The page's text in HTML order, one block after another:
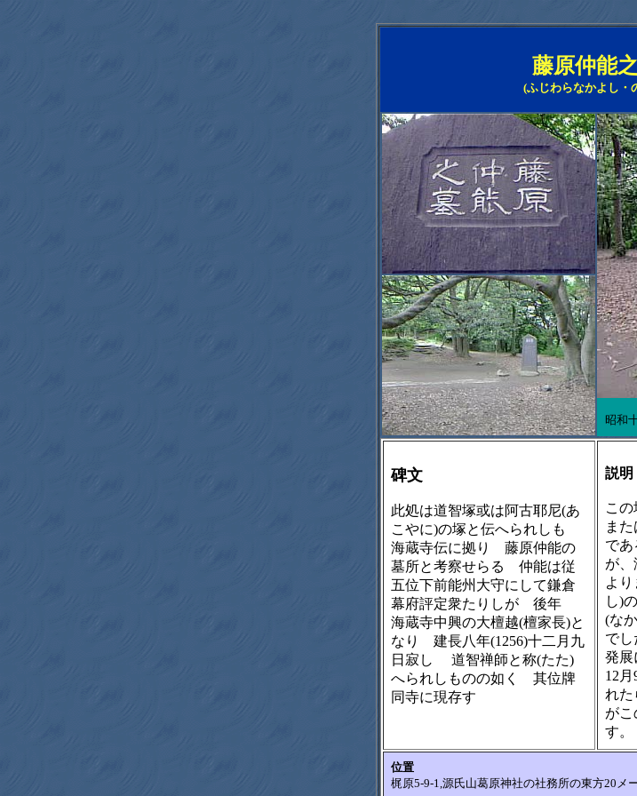
藤原仲能
(ふじわらなかよし・
昭和
碑文
此処は道智塚或は阿古耶尼(あ
こやに)の塚と伝へられしも
海蔵寺伝に拠り 藤原仲能の
墓所と考察せらる 仲能は従
五位下前能州大守にして鎌倉
幕府評定衆たりしが 後年
海蔵寺中興の大檀越(檀家長)と
なり 建長八年(1256)十二月九
日寂し 道智禅師と称(たた)
へられしものの如く 其位牌
同寺に現存す
説明
こ
ま
であ
が、
よ
し)
(な
でし
発展
12
れた
がこ
す。
位置
梶原5-9-1,源氏山葛原神社の社務所の東方20メ